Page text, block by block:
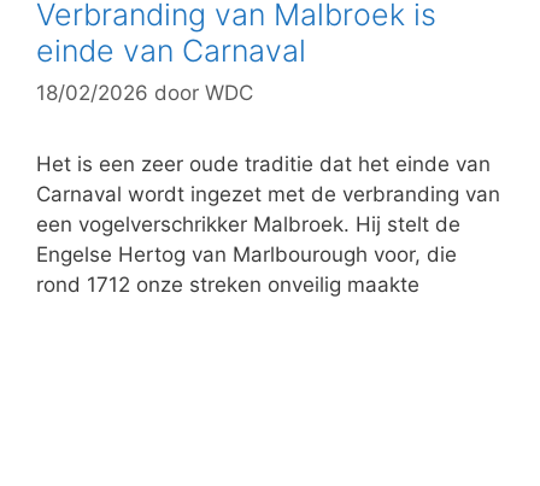
o
r
i
ë
n
Verbranding van Malbroek is
einde van Carnaval
18/02/2026 door WDC
Het is een zeer oude traditie dat het einde van
Carnaval wordt ingezet met de verbranding van
een vogelverschrikker Malbroek. Hij stelt de
Engelse Hertog van Marlbourough voor, die
rond 1712 onze streken onveilig maakte